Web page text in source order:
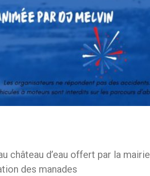
château d’eau offert par la mairie
des manades